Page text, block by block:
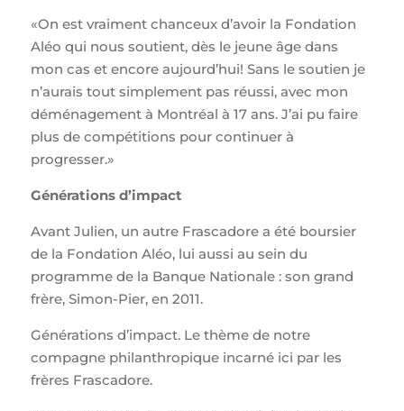
«On est vraiment chanceux d’avoir la Fondation
Aléo qui nous soutient, dès le jeune âge dans
mon cas et encore aujourd’hui! Sans le soutien je
n’aurais tout simplement pas réussi, avec mon
déménagement à Montréal à 17 ans. J’ai pu faire
plus de compétitions pour continuer à
progresser.»
Générations d’impact
Avant Julien, un autre Frascadore a été boursier
de la Fondation Aléo, lui aussi au sein du
programme de la Banque Nationale : son grand
frère, Simon-Pier, en 2011.
Générations d’impact. Le thème de notre
compagne philanthropique incarné ici par les
frères Frascadore.